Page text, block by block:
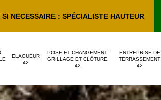
NECESSAIRE : SPÉCIALISTE HAUTEUR
ELAGUEUR
42
POSE ET CHANGEMENT
GRILLAGE ET CLÔTURE
42
ENTREPRISE DE
TERRASSEMENT
42